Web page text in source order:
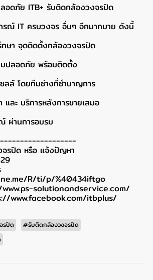
ลอดภัย ITB+ รับติดกล้องวงจรปิด
รณ์ IT ครบวงจร อื่นๆ อีกมากมาย ดังนี้
กษา จุดติดตั้งกล้องวงจรปิด
ปลอดภัย พร้อมติดตั้ง
ลล์ โดยทีมช่างที่ชำนาญการ
และ บริการหลังการขายเสมอ
ผ่านการอมรม
รปิด หรือ แจ้งปัญหา
R/ti/p/%40434iftgo
solutionandservice.com/
www.facebook.com/itbplus/
รปิด
#รับติดกล้องวงจรปิด